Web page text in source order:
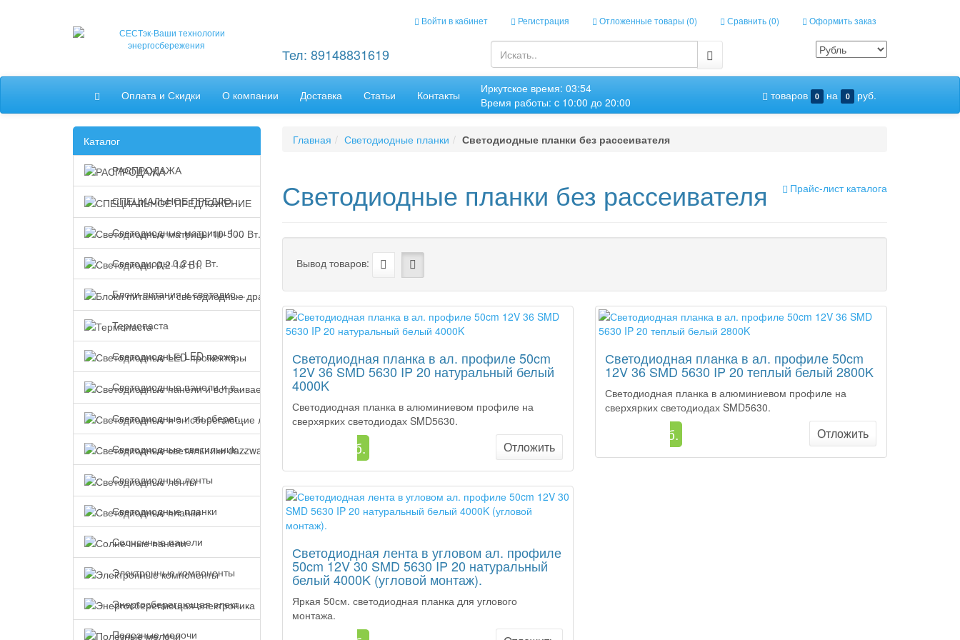
Войти в кабинет Регистрация Отложенные товары (0) Сравнить (0) Оформить заказ
Тел: 89148831619
Оплата и Скидки О компании Доставка Статьи Контакты товаров 0 на 0 руб.
Иркутское время: 03:54
Время работы: c 10:00 до 20:00
Каталог
РАСПРОДАЖА
СПЕЦИАЛЬНОЕ ПРЕДЛОЖЕНИЕ
Светодиодные матрицы 10-500 Вт.
Светодиоды 0,2-10 Вт.
Блоки питания и светодиодные драйверы
Термопаста
Светодиодные LED прожекторы
Светодиодные панели и встраиваемые светильники
Светодиодные и эн.сберегающие лампы
Светодиодные светильники Jazzway
Светодиодные ленты
Светодиодные планки
Солнечные панели
Электронные компоненты
Энергосберегающая электроника
Полезные мелочи
Главная Светодиодные планки Светодиодные планки без рассеивателя
Прайс-лист каталога
Светодиодные планки без рассеивателя
Вывод товаров:
Светодиодная планка в ал. профиле 50cm
12V 36 SMD 5630 IP 20 натуральный белый
4000K
Светодиодная планка в алюминиевом профиле на
сверхярких светодиодах SMD5630.
Отложить
267 руб.
Светодиодная планка в ал. профиле 50cm
12V 36 SMD 5630 IP 20 теплый белый 2800K
Светодиодная планка в алюминиевом профиле на
сверхярких светодиодах SMD5630.
Отложить
267 руб.
Светодиодная лента в угловом ал. профиле
50cm 12V 30 SMD 5630 IP 20 натуральный
белый 4000K (угловой монтаж).
Яркая 50см. светодиодная планка для углового
монтажа.